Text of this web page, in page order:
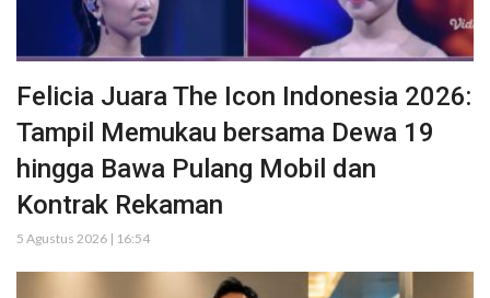
Felicia Juara The Icon Indonesia 2026:
Tampil Memukau bersama Dewa 19
hingga Bawa Pulang Mobil dan
Kontrak Rekaman
5 Agustus 2026 | 16:54